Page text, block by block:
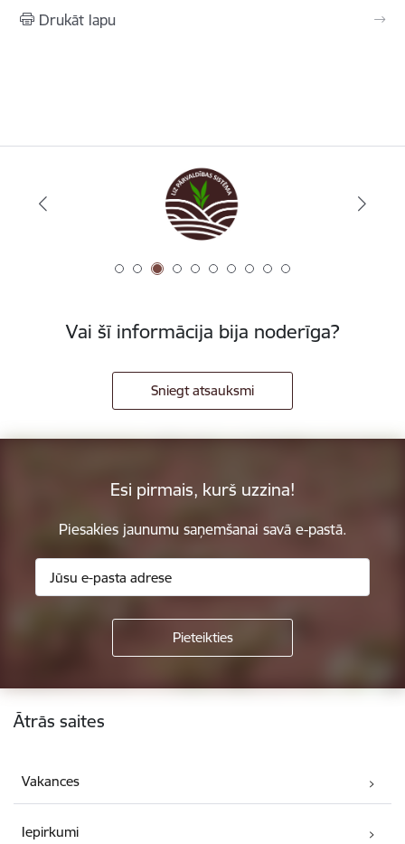
Drukāt lapu
Vai šī informācija bija noderīga?
Sniegt atsauksmi
Esi pirmais, kurš uzzina!
Piesakies jaunumu saņemšanai savā e-pastā.
Kājene
Ātrās saites
Vakances
Iepirkumi